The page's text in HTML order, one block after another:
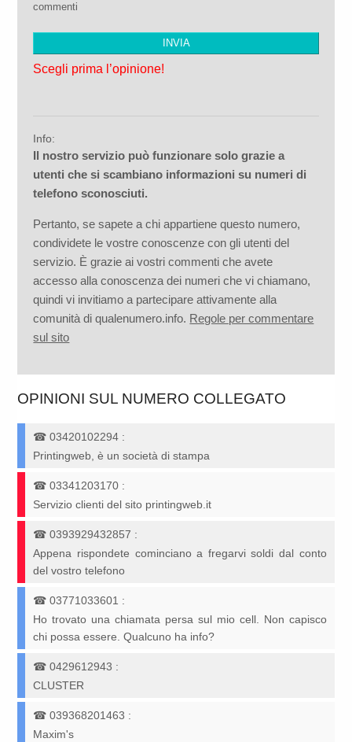
commenti
Scegli prima l’opinione!
Info:
Il nostro servizio può funzionare solo grazie a
utenti che si scambiano informazioni su numeri di
telefono sconosciuti.
Pertanto, se sapete a chi appartiene questo numero,
condividete le vostre conoscenze con gli utenti del
servizio. È grazie ai vostri commenti che avete
accesso alla conoscenza dei numeri che vi chiamano,
quindi vi invitiamo a partecipare attivamente alla
comunità di qualenumero.info. Regole per commentare
sul sito
OPINIONI SUL NUMERO COLLEGATO
☎03420102294 :
Printingweb, è un società di stampa
☎03341203170 :
Servizio clienti del sito printingweb.it
☎0393929432857 :
Appena rispondete cominciano a fregarvi soldi dal conto
del vostro telefono
☎03771033601 :
Ho trovato una chiamata persa sul mio cell. Non capisco
chi possa essere. Qualcuno ha info?
☎0429612943 :
CLUSTER
☎039368201463 :
Maxim's